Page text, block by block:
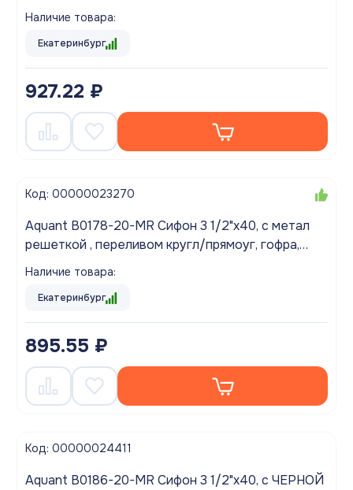
40х40/50
Наличие товара:
Екатеринбург
927.22 ₽
Код: 00000023270
Aquant B0178-20-MR Сифон 3 1/2"х40, с метал
решеткой , переливом кругл/прямоуг, гофра,
40х40/50
Наличие товара:
Екатеринбург
895.55 ₽
Код: 00000024411
Aquant B0186-20-MR Сифон 3 1/2"х40, с ЧЕРНОЙ